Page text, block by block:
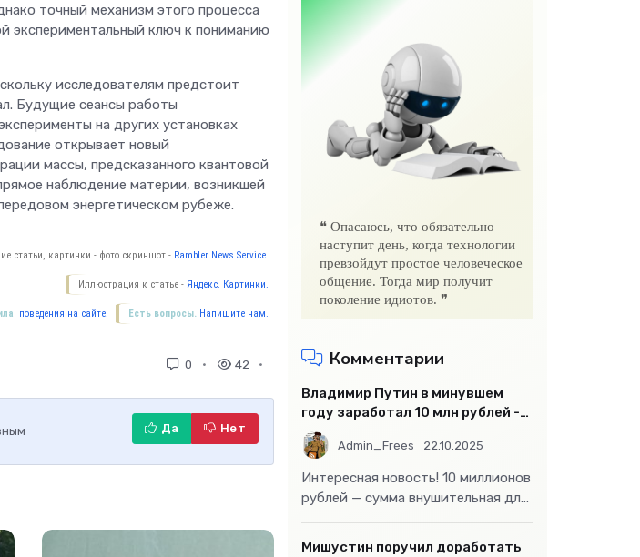
точный механизм этого процесса
экспериментальный ключ к пониманию
исследователям предстоит
Будущие сеансы работы
на других установках
открывает новый
массы, предсказанного квантовой
наблюдение материи, возникшей
энергетическом рубеже.
статьи, картинки - фото скриншот - Rambler News Service.
Иллюстрация к статье - Яндекс. Картинки.
Есть вопросы. Напишите нам.
поведения на сайте.
0 42
Да Нет
❝ Опасаюсь, что обязательно
наступит день, когда технологии
превзойдут простое человеческое
общение. Тогда мир получит
поколение идиотов. ❞
Комментарии
Владимир Путин в минувшем
году заработал 10 млн рублей -
«Бизнес»
Admin_Frees 22.10.2025
Интересная новость! 10 миллионов
рублей — сумма внушительная для
не
Мишустин поручил доработать